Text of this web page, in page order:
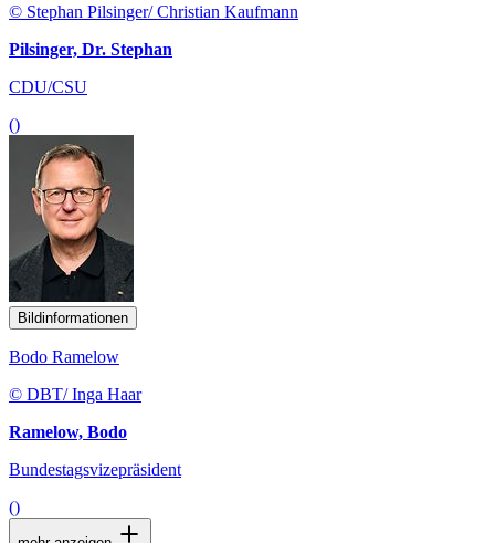
© Stephan Pilsinger/ Christian Kaufmann
Pilsinger, Dr. Stephan
CDU/CSU
()
Bildinformationen
Bodo Ramelow
© DBT/ Inga Haar
Ramelow, Bodo
Bundestagsvizepräsident
()